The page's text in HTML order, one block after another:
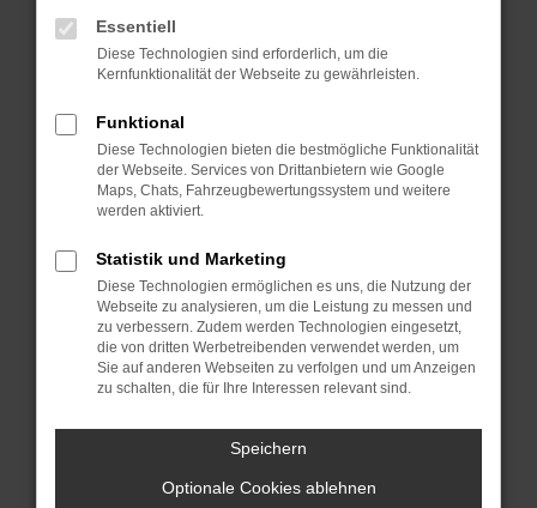
Überprüfe deine Firewall und deine
Internetverbindung.
deine Suchmaschine?
Prüfe deine Browsererweiterungen.
Manche Erweiterungen, wie Werbeblocker,
können das Laden bestimmter Seiten
anderen Browser oder in einem privaten
Fenster?
Starte dein Gerät neu.
Das kann manchmal helfen,
vorübergehende Probleme zu beheben.
Stelle sicher, dass dein Browser und dein
Betriebssystem auf dem neuesten Stand
Essentiell
Diese Technologien sind erforderlich, um die
Kernfunktionalität der Webseite zu gewährleisten.
Funktional
Diese Technologien bieten die bestmögliche Funktionalität
der Webseite. Services von Drittanbietern wie Google
Maps, Chats, Fahrzeugbewertungssystem und weitere
werden aktiviert.
Statistik und Marketing
Diese Technologien ermöglichen es uns, die Nutzung der
Webseite zu analysieren, um die Leistung zu messen und
zu verbessern. Zudem werden Technologien eingesetzt,
die von dritten Werbetreibenden verwendet werden, um
Sie auf anderen Webseiten zu verfolgen und um Anzeigen
zu schalten, die für Ihre Interessen relevant sind.
Speichern
Optionale Cookies ablehnen